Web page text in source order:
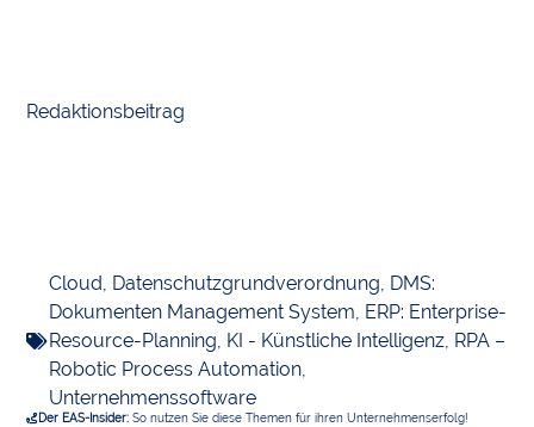
Redaktionsbeitrag
Cloud, Datenschutzgrundverordnung, DMS:
Dokumenten Management System, ERP: Enterprise-
Resource-Planning, KI - Künstliche Intelligenz, RPA –
Robotic Process Automation,
Unternehmenssoftware
Der EAS-Insider: So nutzen Sie diese Themen für ihren Unternehmenserfolg!